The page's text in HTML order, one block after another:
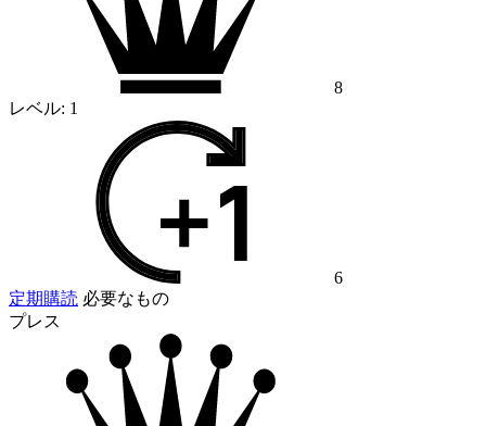
8
レベル: 1
6
定期購読 必要なもの
プレス